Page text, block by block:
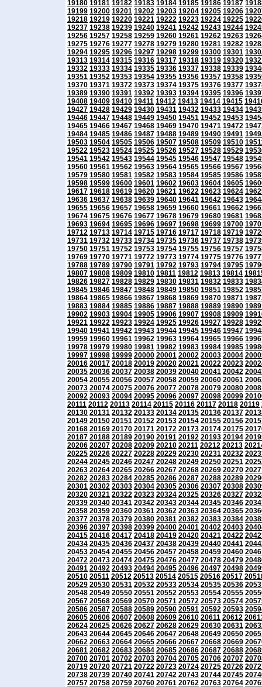
19180 19181 19182 19183 19184 19185 19186 19187
19199 19200 19201 19202 19203 19204 19205 19206
19218 19219 19220 19221 19222 19223 19224 19225
19237 19238 19239 19240 19241 19242 19243 19244
19256 19257 19258 19259 19260 19261 19262 19263
19275 19276 19277 19278 19279 19280 19281 19282
19294 19295 19296 19297 19298 19299 19300 19301
19313 19314 19315 19316 19317 19318 19319 19320
19332 19333 19334 19335 19336 19337 19338 19339
19351 19352 19353 19354 19355 19356 19357 19358
19370 19371 19372 19373 19374 19375 19376 19377
19389 19390 19391 19392 19393 19394 19395 19396
19408 19409 19410 19411 19412 19413 19414 19415
19427 19428 19429 19430 19431 19432 19433 19434
19446 19447 19448 19449 19450 19451 19452 19453
19465 19466 19467 19468 19469 19470 19471 19472
19484 19485 19486 19487 19488 19489 19490 19491
19503 19504 19505 19506 19507 19508 19509 19510
19522 19523 19524 19525 19526 19527 19528 19529
19541 19542 19543 19544 19545 19546 19547 19548
19560 19561 19562 19563 19564 19565 19566 19567
19579 19580 19581 19582 19583 19584 19585 19586
19598 19599 19600 19601 19602 19603 19604 19605
19617 19618 19619 19620 19621 19622 19623 19624
19636 19637 19638 19639 19640 19641 19642 19643
19655 19656 19657 19658 19659 19660 19661 19662
19674 19675 19676 19677 19678 19679 19680 19681
19693 19694 19695 19696 19697 19698 19699 19700
19712 19713 19714 19715 19716 19717 19718 19719
19731 19732 19733 19734 19735 19736 19737 19738
19750 19751 19752 19753 19754 19755 19756 19757
19769 19770 19771 19772 19773 19774 19775 19776
19788 19789 19790 19791 19792 19793 19794 19795
19807 19808 19809 19810 19811 19812 19813 19814
19826 19827 19828 19829 19830 19831 19832 19833
19845 19846 19847 19848 19849 19850 19851 19852
19864 19865 19866 19867 19868 19869 19870 19871
19883 19884 19885 19886 19887 19888 19889 19890
19902 19903 19904 19905 19906 19907 19908 19909
19921 19922 19923 19924 19925 19926 19927 19928
19940 19941 19942 19943 19944 19945 19946 19947
19959 19960 19961 19962 19963 19964 19965 19966
19978 19979 19980 19981 19982 19983 19984 19985
19997 19998 19999 20000 20001 20002 20003 20004
20016 20017 20018 20019 20020 20021 20022 20023
20035 20036 20037 20038 20039 20040 20041 20042
20054 20055 20056 20057 20058 20059 20060 20061
20073 20074 20075 20076 20077 20078 20079 20080
20092 20093 20094 20095 20096 20097 20098 20099
20111 20112 20113 20114 20115 20116 20117 20118 20119
20130 20131 20132 20133 20134 20135 20136 20137
20149 20150 20151 20152 20153 20154 20155 20156
20168 20169 20170 20171 20172 20173 20174 20175
20187 20188 20189 20190 20191 20192 20193 20194
20206 20207 20208 20209 20210 20211 20212 20213
20225 20226 20227 20228 20229 20230 20231 20232
20244 20245 20246 20247 20248 20249 20250 20251
20263 20264 20265 20266 20267 20268 20269 20270
20282 20283 20284 20285 20286 20287 20288 20289
20301 20302 20303 20304 20305 20306 20307 20308
20320 20321 20322 20323 20324 20325 20326 20327
20339 20340 20341 20342 20343 20344 20345 20346
20358 20359 20360 20361 20362 20363 20364 20365
20377 20378 20379 20380 20381 20382 20383 20384
20396 20397 20398 20399 20400 20401 20402 20403
20415 20416 20417 20418 20419 20420 20421 20422
20434 20435 20436 20437 20438 20439 20440 20441
20453 20454 20455 20456 20457 20458 20459 20460
20472 20473 20474 20475 20476 20477 20478 20479
20491 20492 20493 20494 20495 20496 20497 20498
20510 20511 20512 20513 20514 20515 20516 20517
20529 20530 20531 20532 20533 20534 20535 20536
20548 20549 20550 20551 20552 20553 20554 20555
20567 20568 20569 20570 20571 20572 20573 20574
20586 20587 20588 20589 20590 20591 20592 20593
20605 20606 20607 20608 20609 20610 20611 20612
20624 20625 20626 20627 20628 20629 20630 20631
20643 20644 20645 20646 20647 20648 20649 20650
20662 20663 20664 20665 20666 20667 20668 20669
20681 20682 20683 20684 20685 20686 20687 20688
20700 20701 20702 20703 20704 20705 20706 20707
20719 20720 20721 20722 20723 20724 20725 20726
20738 20739 20740 20741 20742 20743 20744 20745
20757 20758 20759 20760 20761 20762 20763 20764